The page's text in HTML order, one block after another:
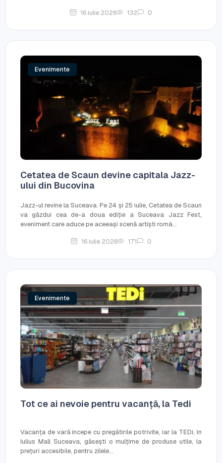
16 iulie 2026 132 0
Evenimente
Cetatea de Scaun devine capitala Jazz-
ului din Bucovina
Jazz-ul revine la Suceava. Pe 24 și 25 iulie, Cetatea de Scaun
va găzdui cea de-a doua ediție a Suceava Jazz Fest,
eveniment care aduce pe aceeași scenă artiști româ...
16 iulie 2026 171 0
Evenimente
Tot ce ai nevoie pentru vacanță, la Tedi
Vacanța de vară începe cu pregătirile potrivite, iar la TEDi, în
Iulius Mall Suceava, găsești o mulțime de produse utile, la
prețuri accesibile, pentru zilele...